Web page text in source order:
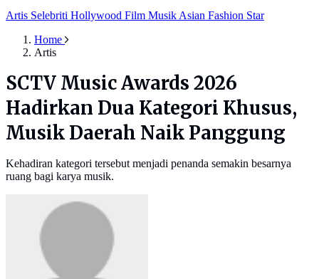
Artis Selebriti Hollywood Film Musik Asian Fashion Star
Home
Artis
SCTV Music Awards 2026
Hadirkan Dua Kategori Khusus,
Musik Daerah Naik Panggung
Kehadiran kategori tersebut menjadi penanda semakin besarnya
ruang bagi karya musik.